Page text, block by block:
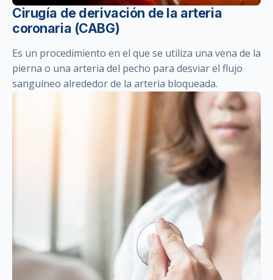
Cirugía de derivación de la arteria
coronaria (CABG)
Es un procedimiento en el que se utiliza una vena de la
pierna o una arteria del pecho para desviar el flujo
sanguíneo alrededor de la arteria bloqueada.